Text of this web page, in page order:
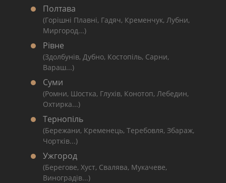
Полтава
(Горішні Плавні, Гадяч, Кременчук, Лубни,
Миргород...)
Рівне
(Здолбунів, Дубно, Костопіль, Сарни,
Вараш...)
Суми
(Ромни, Шостка, Глухів, Конотоп, Лебедин,
Охтирка...)
Тернопіль
(Бережани, Кременець, Теребовля, Збараж,
Чортків...)
Ужгород
(Берегове, Хуст, Свалява, Мукачеве,
Виноградів...)